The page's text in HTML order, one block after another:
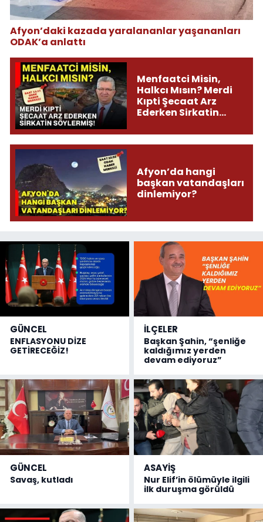
Afyon’daki kazada yaralananlar yaşananları
ODAK’a anlattı
Menfaatci Misin,
Halkcı Mısın? Merdi
Kıpti Şecaat Arz
Ederken Sirkatin
Afyon’da hangi
başkan vatandaşları
dinlemiyor?
GÜNCEL
ENFLASYONU DİZE
GETİRECEĞİZ!
İLÇELER
Başkan Şahin, “şenliğe
kaldığımız yerden
devam ediyoruz”
GÜNCEL
Savaş, kutladı
ASAYİŞ
Nur Elif’in ölümüyle ilgili
ilk duruşma görüldü